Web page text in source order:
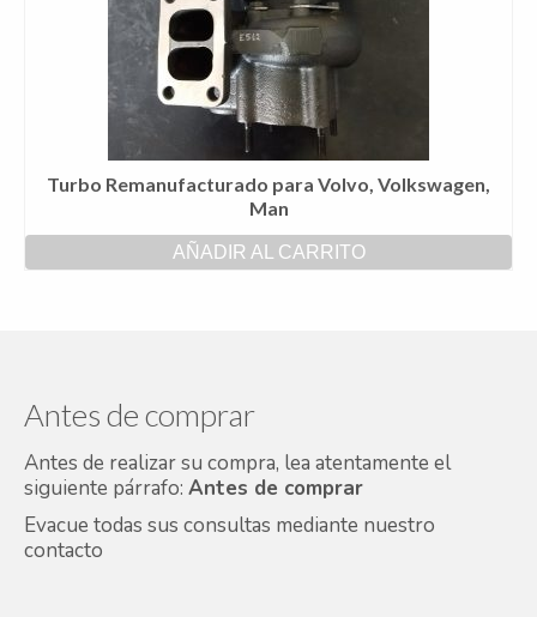
Turbo Remanufacturado para Volvo, Volkswagen,
Man
AÑADIR AL CARRITO
Antes de comprar
Antes de realizar su compra, lea atentamente el
siguiente párrafo: Antes de comprar
Evacue todas sus consultas mediante nuestro
contacto